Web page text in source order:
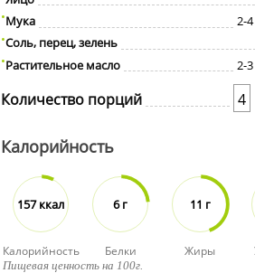
Мука
2-4
Соль, перец, зелень
Растительное масло
2-3
Количество порций 4
Калорийность
157 ккал
Калорийность
6 г
Белки
11 г
Жиры
Пищевая ценность на 100г.